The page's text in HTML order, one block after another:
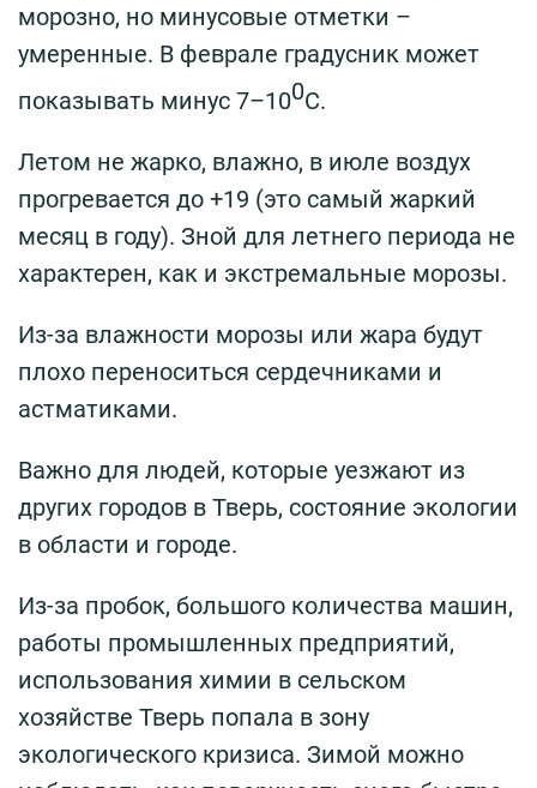
морозно, но минусовые отметки –
умеренные. В феврале градусник может
показывать минус 7–100С.
Летом не жарко, влажно, в июле воздух
прогревается до +19 (это самый жаркий
месяц в году). Зной для летнего периода не
характерен, как и экстремальные морозы.
Из-за влажности морозы или жара будут
плохо переноситься сердечниками и
астматиками.
Важно для людей, которые уезжают из
других городов в Тверь, состояние экологии
в области и городе.
Из-за пробок, большого количества машин,
работы промышленных предприятий,
использования химии в сельском
хозяйстве Тверь попала в зону
экологического кризиса. Зимой можно